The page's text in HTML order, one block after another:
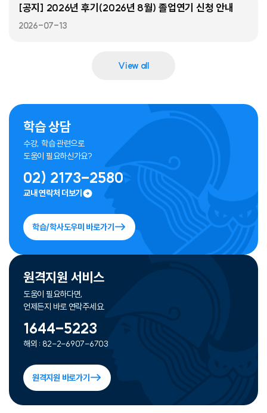
[공지] 2026년 후기(2026년 8월) 졸업연기 신청 안내
2026-07-13
View all
학습 상담
수강, 학습 관련으로
도움이 필요하신가요?
02) 2173-2580
교내 연락처 더보기
학습/학사도우미 바로가기
원격지원 서비스
도움이 필요하다면,
언제든지 바로 연락주세요.
1644-5223
해외 : 82-2-6907-6703
원격지원 바로가기